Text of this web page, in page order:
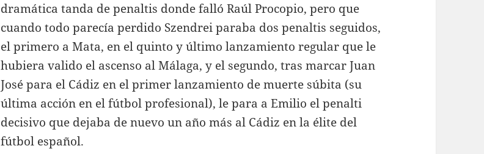
dramática tanda de penaltis donde falló Raúl Procopio, pero que
cuando todo parecía perdido Szendrei paraba dos penaltis seguidos,
el primero a Mata, en el quinto y último lanzamiento regular que le
hubiera valido el ascenso al Málaga, y el segundo, tras marcar Juan
José para el Cádiz en el primer lanzamiento de muerte súbita (su
última acción en el fútbol profesional), le para a Emilio el penalti
decisivo que dejaba de nuevo un año más al Cádiz en la élite del
fútbol español.